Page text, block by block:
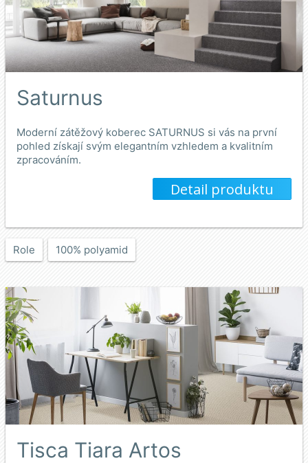
Saturnus
Moderní zátěžový koberec SATURNUS si vás na první
pohled získají svým elegantním vzhledem a kvalitním
zpracováním.
Detail produktu
Role 100% polyamid
Tisca Tiara Artos